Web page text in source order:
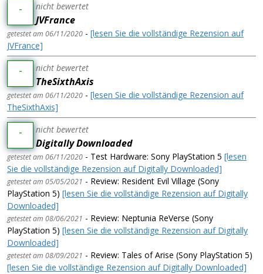
- nicht bewertet
JVFrance
getestet am 06/11/2020 - [lesen Sie die vollständige Rezension auf
JVFrance]
- nicht bewertet
TheSixthAxis
getestet am 06/11/2020 - [lesen Sie die vollständige Rezension auf
TheSixthAxis]
- nicht bewertet
Digitally Downloaded
getestet am 06/11/2020 - Test Hardware: Sony PlayStation 5 [lesen
Sie die vollständige Rezension auf Digitally Downloaded]
getestet am 05/05/2021 - Review: Resident Evil Village (Sony
PlayStation 5) [lesen Sie die vollständige Rezension auf Digitally
Downloaded]
getestet am 08/06/2021 - Review: Neptunia ReVerse (Sony
PlayStation 5) [lesen Sie die vollständige Rezension auf Digitally
Downloaded]
getestet am 08/09/2021 - Review: Tales of Arise (Sony PlayStation 5)
[lesen Sie die vollständige Rezension auf Digitally Downloaded]